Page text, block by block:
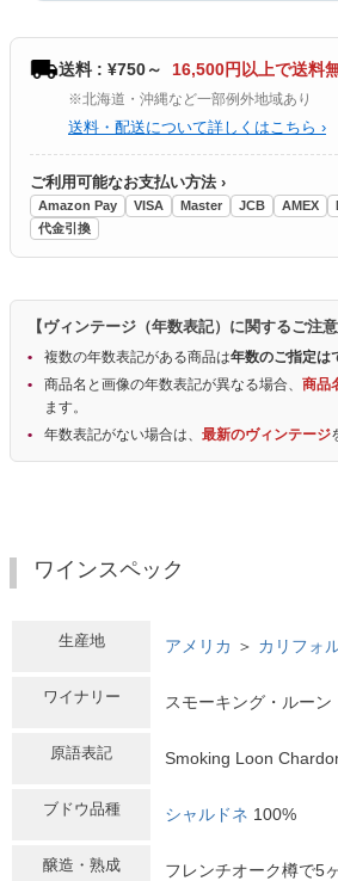
送料 : ¥750～ 16,500円以上で送料
※北海道・沖縄など一部例外地域あり
送料・配送について詳しくはこちら ›
ご利用可能なお支払い方法 ›
Amazon Pay VISA Master JCB AMEX
代金引換
【ヴィンテージ（年数表記）に関するご注意
複数の年数表記がある商品は年数のご指定は
商品名と画像の年数表記が異なる場合、 商品
ます。
年数表記がない場合は、 最新のヴィンテージ
ワインスペック
生産地 アメリカ ＞ カリフォ
ワイナリー スモーキング・ルーン
原語表記 Smoking Loon
ブドウ品種 シャルドネ 100%
醸造・熟成 フレンチオーク樽で5